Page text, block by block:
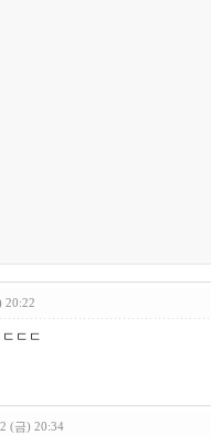
20:22
ㄷㄷ
(금) 20:34